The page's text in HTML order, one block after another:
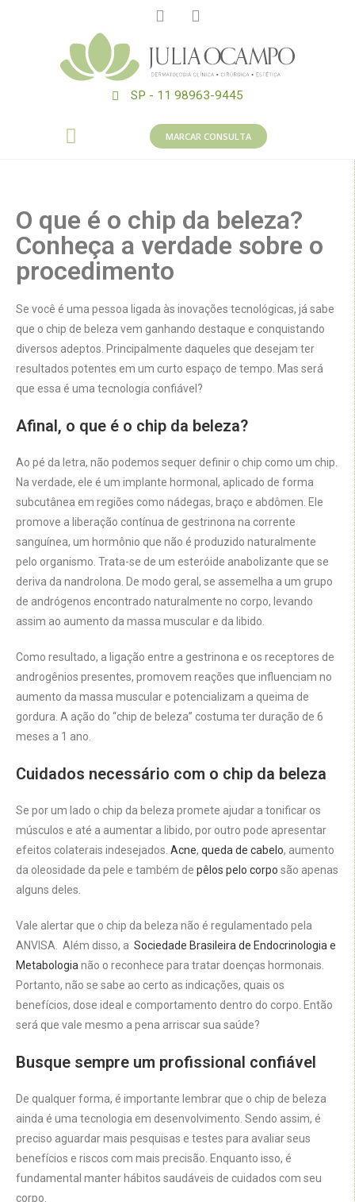
SP - 11 98963-9445
MARCAR CONSULTA
O que é o chip da beleza?
Conheça a verdade sobre o
procedimento
Se você é uma pessoa ligada às inovações tecnológicas, já sabe
que o chip de beleza vem ganhando destaque e conquistando
diversos adeptos. Principalmente daqueles que desejam ter
resultados potentes em um curto espaço de tempo. Mas será
que essa é uma tecnologia confiável?
Afinal, o que é o chip da beleza?
Ao pé da letra, não podemos sequer definir o chip como um chip.
Na verdade, ele é um implante hormonal, aplicado de forma
subcutânea em regiões como nádegas, braço e abdômen. Ele
promove a liberação contínua de gestrinona na corrente
sanguínea, um hormônio que não é produzido naturalmente
pelo organismo. Trata-se de um esteróide anabolizante que se
deriva da nandrolona. De modo geral, se assemelha a um grupo
de andrógenos encontrado naturalmente no corpo, levando
assim ao aumento da massa muscular e da libido.
Como resultado, a ligação entre a gestrinona e os receptores de
androgênios presentes, promovem reações que influenciam no
aumento da massa muscular e potencializam a queima de
gordura. A ação do “chip de beleza” costuma ter duração de 6
meses a 1 ano.
Cuidados necessário com o chip da beleza
Se por um lado o chip da beleza promete ajudar a tonificar os
músculos e até a aumentar a libido, por outro pode apresentar
efeitos colaterais indesejados. Acne, queda de cabelo, aumento
da oleosidade da pele e também de pêlos pelo corpo são apenas
alguns deles.
Vale alertar que o chip da beleza não é regulamentado pela
ANVISA. Além disso, a Sociedade Brasileira de Endocrinologia e
Metabologianão o reconhece para tratar doenças hormonais.
Portanto, não se sabe ao certo as indicações, quais os
benefícios, dose ideal e comportamento dentro do corpo. Então
será que vale mesmo a pena arriscar sua saúde?
Busque sempre um profissional confiável
De qualquer forma, é importante lembrar que o chip de beleza
ainda é uma tecnologia em desenvolvimento. Sendo assim, é
preciso aguardar mais pesquisas e testes para avaliar seus
benefícios e riscos com mais precisão. Enquanto isso, é
fundamental manter hábitos saudáveis de cuidados com seu
corpo.